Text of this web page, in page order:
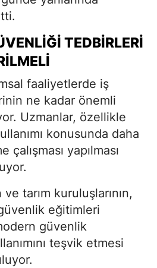
TEDBIRLERI
faaliyetlerde iş
ne kadar önemli
Uzmanlar, özellikle
konusunda daha
yapılması
tarım kuruluşlarının,
eğitimleri
güvenlik
teşvik etmesi